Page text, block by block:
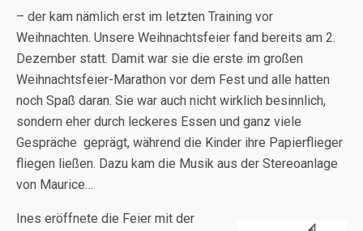
– der kam nämlich erst im letzten Training vor
Weihnachten. Unsere Weihnachtsfeier fand bereits am 2.
Dezember statt. Damit war sie die erste im großen
Weihnachtsfeier-Marathon vor dem Fest und alle hatten
noch Spaß daran. Sie war auch nicht wirklich besinnlich,
sondern eher durch leckeres Essen und ganz viele
Gespräche geprägt, während die Kinder ihre Papierflieger
fliegen ließen. Dazu kam die Musik aus der Stereoanlage
von Maurice…
Ines eröffnete die Feier mit der